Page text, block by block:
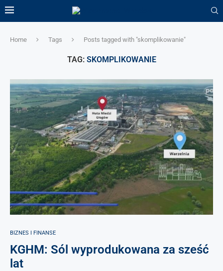
Home Tags Posts tagged with "skomplikowanie"
TAG: SKOMPLIKOWANIE
BIZNES I FINANSE
KGHM: Sól wyprodukowana za sześć
lat